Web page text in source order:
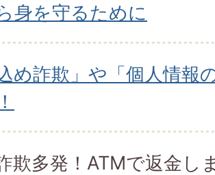
身を守るために
め詐欺」や「個人情報
欺多発！ATMで返金し